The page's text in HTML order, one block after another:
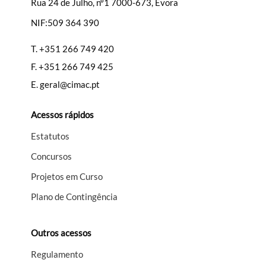
Filtros
Rua 24 de Julho, nº1 7000-673, Évora
NIF:509 364 390
T.+351 266 749 420
F.+351 266 749 425
E.geral@cimac.pt
Acessos rápidos
Estatutos
Concursos
Projetos em Curso
Plano de Contingência
Outros acessos
Regulamento